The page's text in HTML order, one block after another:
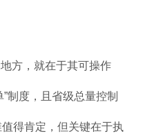
方，就在于其可操作
制度，且省级总量控制
得肯定，但关键在于执